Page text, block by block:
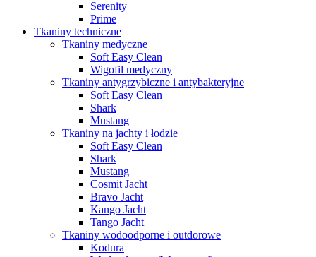
Serenity
Prime
Tkaniny techniczne
Tkaniny medyczne
Soft Easy Clean
Wigofil medyczny
Tkaniny antygrzybiczne i antybakteryjne
Soft Easy Clean
Shark
Mustang
Tkaniny na jachty i łodzie
Soft Easy Clean
Shark
Mustang
Cosmit Jacht
Bravo Jacht
Kango Jacht
Tango Jacht
Tkaniny wodoodporne i outdorowe
Kodura